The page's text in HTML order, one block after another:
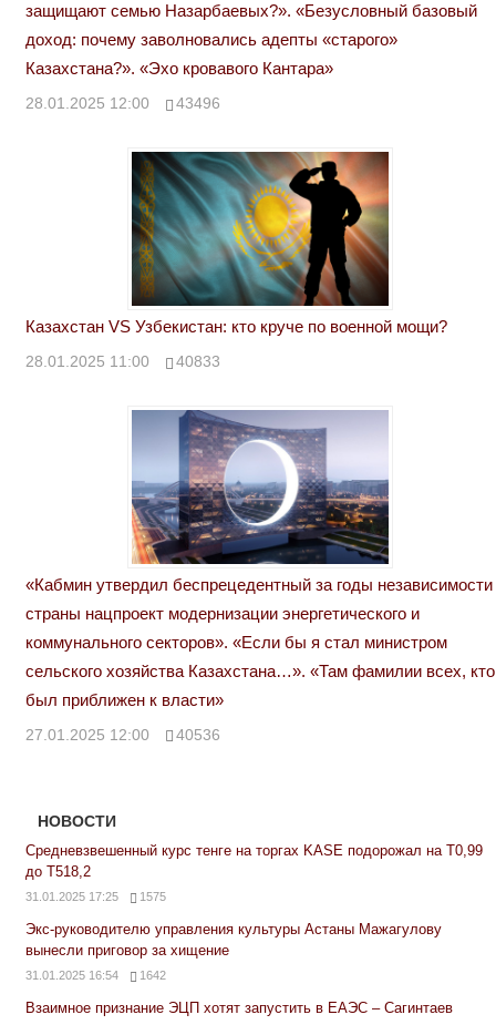
защищают семью Назарбаевых?». «Безусловный базовый
доход: почему заволновались адепты «старого»
Казахстана?». «Эхо кровавого Кантара»
28.01.2025 12:00 43496
Казахстан VS Узбекистан: кто круче по военной мощи?
28.01.2025 11:00 40833
«Кабмин утвердил беспрецедентный за годы независимости
страны нацпроект модернизации энергетического и
коммунального секторов». «Если бы я стал министром
сельского хозяйства Казахстана…». «Там фамилии всех, кто
был приближен к власти»
27.01.2025 12:00 40536
НОВОСТИ
Средневзвешенный курс тенге на торгах KASE подорожал на Т0,99
до Т518,2
31.01.2025 17:25 1575
Экс-руководителю управления культуры Астаны Мажагулову
вынесли приговор за хищение
31.01.2025 16:54 1642
Взаимное признание ЭЦП хотят запустить в ЕАЭС – Сагинтаев